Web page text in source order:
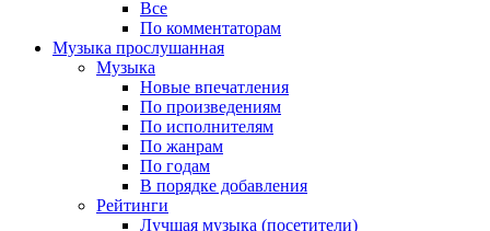
Все
По комментаторам
Музыка прослушанная
Музыка
Новые впечатления
По произведениям
По исполнителям
По жанрам
По годам
В порядке добавления
Рейтинги
Лучшая музыка (посетители)